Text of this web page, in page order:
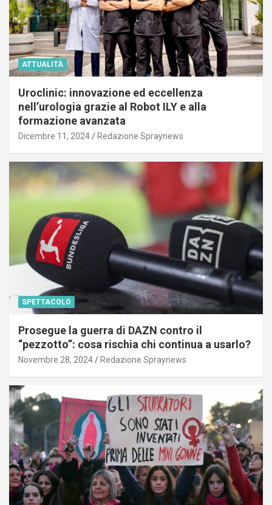
ATTUALITÀ
Uroclinic: innovazione ed eccellenza
nell’urologia grazie al Robot ILY e alla
formazione avanzata
Dicembre 11, 2024 Redazione Spraynews
SPETTACOLO
Prosegue la guerra di DAZN contro il
“pezzotto”: cosa rischia chi continua a usarlo?
Novembre 28, 2024 Redazione Spraynews